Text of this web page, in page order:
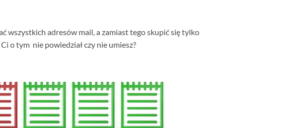
wszystkich adresów mail, a zamiast tego skupić się tylko
o tym nie powiedział czy nie umiesz?